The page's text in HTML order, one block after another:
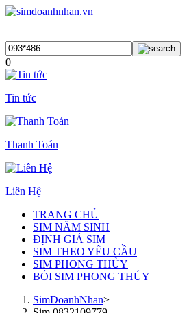
0
Tin tức
Thanh Toán
Liên Hệ
TRANG CHỦ
SIM NĂM SINH
ĐỊNH GIÁ SIM
SIM THEO YÊU CẦU
SIM PHONG THỦY
BÓI SIM PHONG THỦY
SimDoanhNhan>